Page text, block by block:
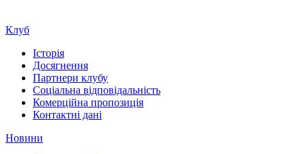
Клуб
Історія
Досягнення
Партнери клубу
Соціальна відповідальність
Комерційна пропозиція
Контактні дані
Новини